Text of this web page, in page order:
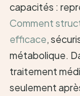
capacités :
Comment
efficace,
métabolique.
traitement
seulement